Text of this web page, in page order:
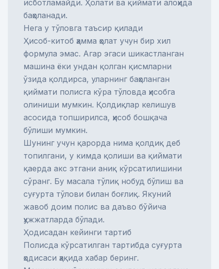
исботламайди. Ҳолати ва қиймати алоҳида
баҳоланади.
Нега у тўловга таъсир қилади
Ҳисоб-китоб ҳамма ҳолат учун бир хил
формула эмас. Агар эгаси шикастланган
машина ёки ундан қолган қисмларни
ўзида қолдирса, уларнинг баҳоланган
қиймати полисга кўра тўловда ҳисобга
олиниши мумкин. Қолдиқлар келишув
асосида топширилса, ҳисоб бошқача
бўлиши мумкин.
Шунинг учун қарорда нима қолдиқ деб
топилгани, у кимда қолиши ва қиймати
қаерда акс этгани аниқ кўрсатилишини
сўранг. Бу масала тўлиқ нобуд бўлиш ва
суғурта тўлови билан боғлиқ. Якуний
жавоб доим полис ва даъво бўйича
ҳужжатларда бўлади.
Ҳодисадан кейинги тартиб
Полисда кўрсатилган тартибда суғурта
ҳодисаси ҳақида хабар беринг.